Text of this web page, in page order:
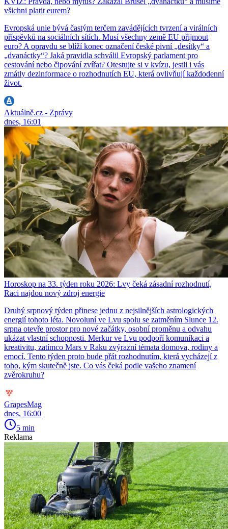
všichni platit eurem?
Evropská unie bývá častým terčem zavádějících tvrzení a virálních
příspěvků na sociálních sítích. Musí všechny země EU přijmout
euro? A opravdu se blíží konec označení české pivní „desítky“ a
„dvanáctky“? Jaká pravidla schválil Evropský parlament pro
cestování nebo čipování zvířat? Otestujte si v kvízu, jestli i vás
zmátly dezinformace o rozhodnutích EU, která ovlivňují každodenní
život.
Aktuálně.cz - Zprávy
dnes, 16:01
Horoskop na 33. týden roku 2026: Lvy čeká zásadní rozhodnutí,
Raci najdou nový zdroj energie
Druhý srpnový týden přinese jednu z nejsilnějších astrologických
energií tohoto léta. Novoluní ve Lvu spolu se zatměním Slunce 12.
srpna otevře prostor pro nové začátky, osobní proměnu a odvahu
ukázat vlastní schopnosti. Merkur ve Lvu podpoří komunikaci a
kreativitu, zatímco Mars v Raku zvýrazní témata domova, rodiny a
emocí. Tento týden proto bude přát rozhodnutím, která vycházejí z
toho, kým skutečně jste. Co vás čeká podle vašeho znamení
zvěrokruhu?
GrapesMag
dnes, 16:00
5 min
Reklama